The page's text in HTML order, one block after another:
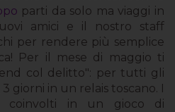
parti da solo ma viaggi in
amici e il nostro staff
per rendere più semplice
Per il mese di maggio ti
col delitto": per tutti gli
giorni in un relais toscano. I
coinvolti in un gioco di